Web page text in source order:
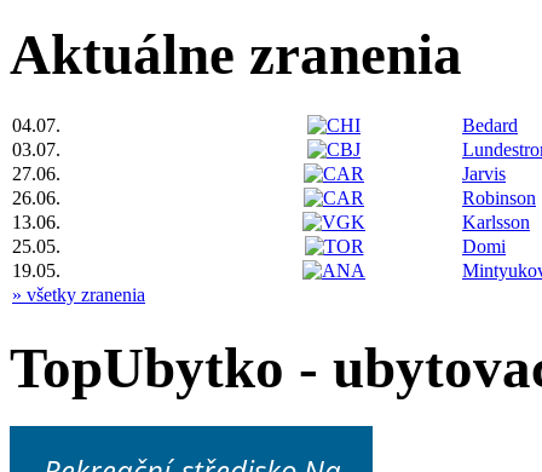
Aktuálne zranenia
04.07.
Bedard
03.07.
27.06.
Jarvis
26.06.
Robinson
13.06.
Karlsson
25.05.
Domi
19.05.
» všetky zranenia
TopUbytko -